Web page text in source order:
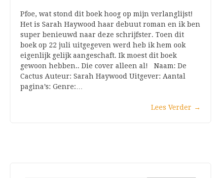
Pfoe, wat stond dit boek hoog op mijn verlanglijst!
Het is Sarah Haywood haar debuut roman en ik ben
super benieuwd naar deze schrijfster. Toen dit
boek op 22 juli uitgegeven werd heb ik hem ook
eigenlijk gelijk aangeschaft. Ik moest dit boek
gewoon hebben.. Die cover alleen al! Naam: De
Cactus Auteur: Sarah Haywood Uitgever: Aantal
pagina’s: Genre:…
Lees Verder →